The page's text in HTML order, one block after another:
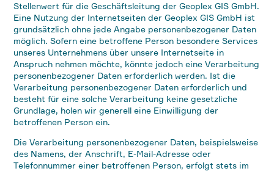
Stellenwert für die Geschäftsleitung der Geoplex GIS GmbH.
Eine Nutzung der Internetseiten der Geoplex GIS GmbH ist
grundsätzlich ohne jede Angabe personenbezogener Daten
möglich. Sofern eine betroffene Person besondere Services
unseres Unternehmens über unsere Internetseite in
Anspruch nehmen möchte, könnte jedoch eine Verarbeitung
personenbezogener Daten erforderlich werden. Ist die
Verarbeitung personenbezogener Daten erforderlich und
besteht für eine solche Verarbeitung keine gesetzliche
Grundlage, holen wir generell eine Einwilligung der
betroffenen Person ein.
Die Verarbeitung personenbezogener Daten, beispielsweise
des Namens, der Anschrift, E-Mail-Adresse oder
Telefonnummer einer betroffenen Person, erfolgt stets im